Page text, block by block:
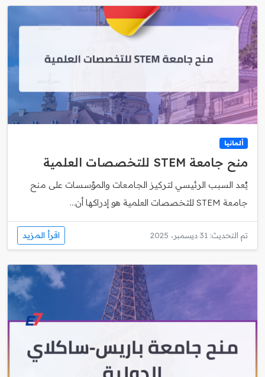
ألمانيا
منح جامعة STEM للتخصصات العلمية
يُعد السبب الرئيسي لتركيز الجامعات والمؤسسات على منح
جامعة STEM للتخصصات العلمية هو إدراكها أن...
تم التحديث: 31 ديسمبر، 2025 اقرأ المزيد